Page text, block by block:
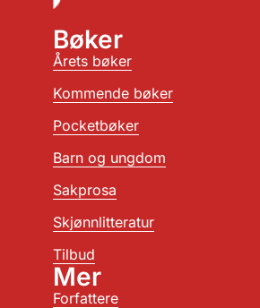
Bøker
Årets bøker
Kommende bøker
Pocketbøker
Barn og ungdom
Sakprosa
Skjønnlitteratur
Tilbud
Mer
Forfattere